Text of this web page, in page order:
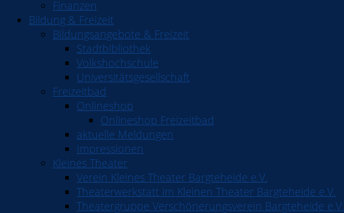
Finanzen
Bildung & Freizeit
Bildungsangebote & Freizeit
Stadtbibliothek
Volkshochschule
Universitätsgesellschaft
Freizeitbad
Onlineshop
Onlineshop Freizeitbad
aktuelle Meldungen
Impressionen
Kleines Theater
Verein Kleines Theater Bargteheide e.V.
Theaterwerkstatt im Kleinen Theater Bargteheide e.V.
Theatergruppe Verschönerungsverein Bargteheide e.V.